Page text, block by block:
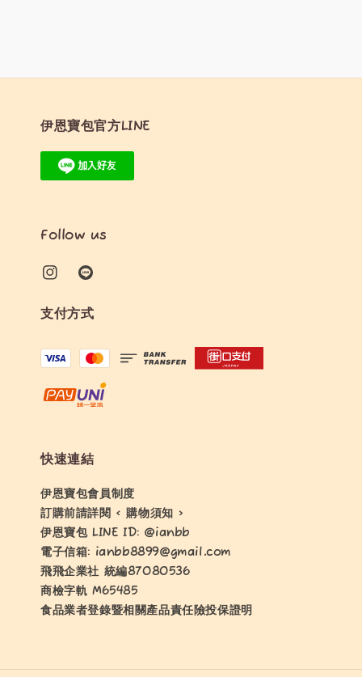
伊恩寶包官方LINE
Follow us
支付方式
快速連結
伊恩寶包會員制度
訂購前請詳閱 < 購物須知 >
伊恩寶包 LINE ID: @ianbb
電子信箱: ianbb8899@gmail.com
飛飛企業社 統編87080536
商檢字軌 M65485
食品業者登錄暨相關產品責任險投保證明